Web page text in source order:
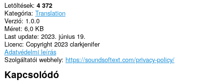
Letöltések 4 372
Kategória Translation
Verzió 1.0.0
Méret 6,0 KB
Last update 2023. június 19.
Licenc Copyright 2023 clarkjenifer
Adatvédelmi leírás
Szolgáltatói webhely https://soundsoftext.com/privacy-policy/
Kapcsolódó